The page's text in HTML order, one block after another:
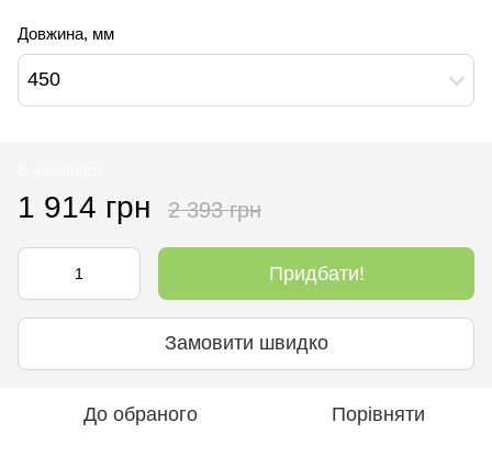
Довжина, мм
450
1 914 грн 2 393 грн
Придбати!
Замовити швидко
До обраного Порівняти